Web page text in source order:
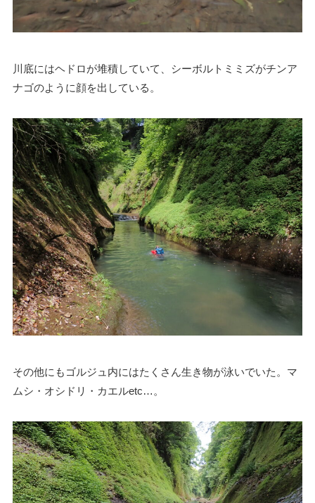
川底にはヘドロが堆積していて、シーボルトミミズがチンア
ナゴのように顔を出している。
その他にもゴルジュ内にはたくさん生き物が泳いでいた。マ
ムシ・オシドリ・カエルetc…。